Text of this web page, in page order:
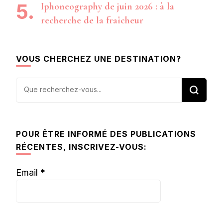
Iphoneography de juin 2026 : à la
recherche de la fraîcheur
VOUS CHERCHEZ UNE DESTINATION?
Vous
recherchiez
chose ?
POUR ÊTRE INFORMÉ DES PUBLICATIONS
RÉCENTES, INSCRIVEZ-VOUS:
Email *